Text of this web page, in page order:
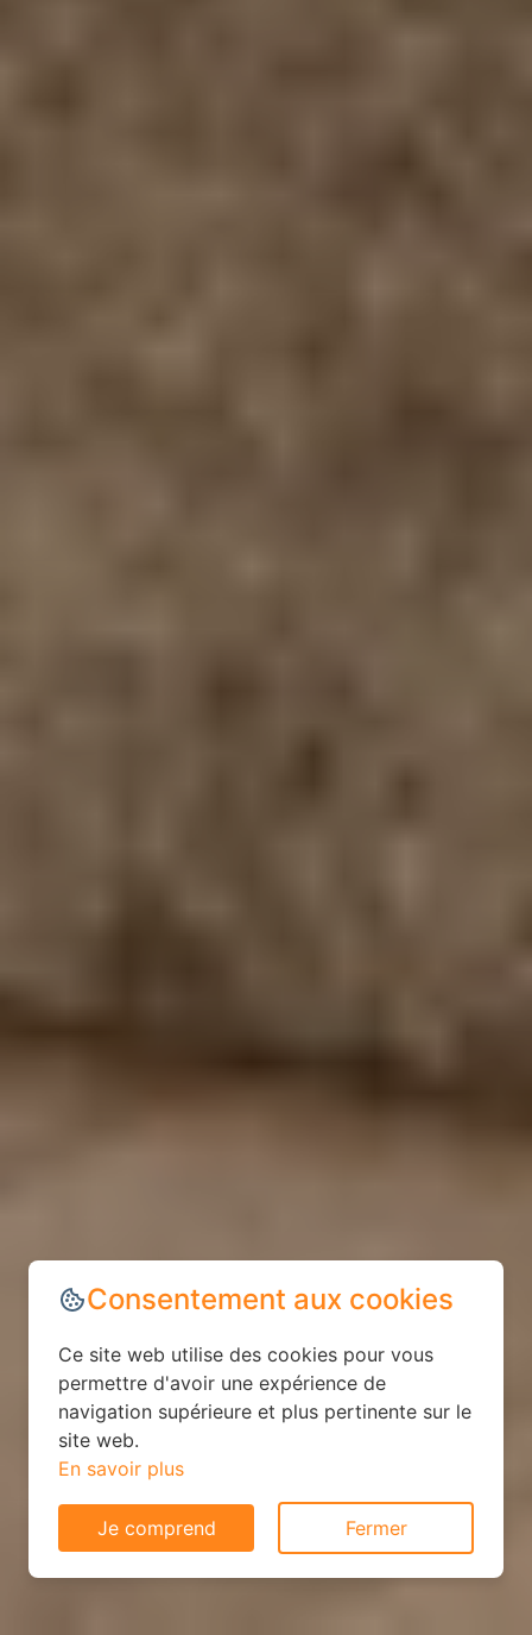
Consentement aux cookies
Ce site web utilise des cookies pour vous
permettre d'avoir une expérience de
navigation supérieure et plus pertinente sur le
site web.
En savoir plus
Je comprend Fermer